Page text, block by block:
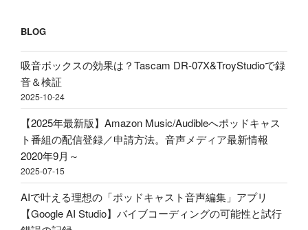
き」
理
由、
BGM
音
量
ど
の
く
ら
い
に
こ
し
＆
分
析
テ
ス
ト！
音
声
収
録
2600
円
で
ロ
ー
プ
ロ
フ
ァ
イ
ル！？
配
BLOG
吸音ボックスの効果は？Tascam DR-07X&TroyStudioで録
音＆検証
2025-10-24
【2025年最新版】Amazon Music/Audibleへポッドキャス
ト番組の配信登録／申請方法。音声メディア最新情報
2020年9月～
2025-07-15
AIで叶える理想の「ポッドキャスト音声編集」アプリ
【Google AI Studio】バイブコーディングの可能性と試行